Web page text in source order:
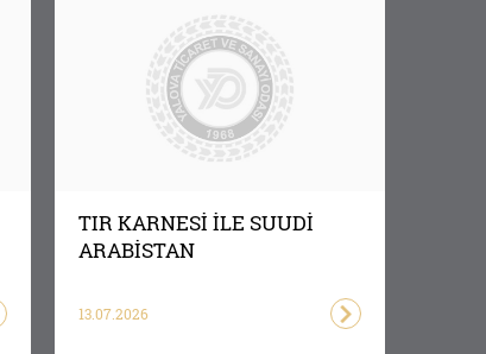
TIR KARNESİ İLE SUUDİ
ARABİSTAN
BEYANI
13.07.2026